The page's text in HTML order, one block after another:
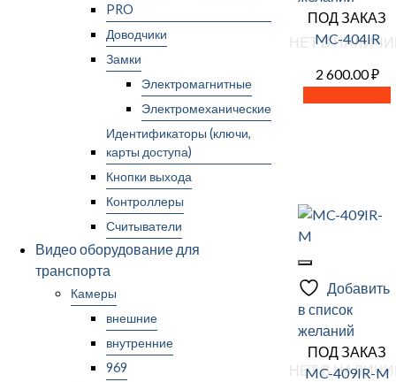
PRO
Доводчики
Замки
Электромагнитные
Электромеханические
Идентификаторы (ключи,
карты доступа)
Кнопки выхода
Контроллеры
Считыватели
Видео оборудование для
транспорта
Камеры
внешние
внутренние
969
НЕТ В
ПОД ЗАКАЗ
MC-404IR
2 600.00₽
Добавить
в список
желаний
НЕТ В
ПОД ЗАКАЗ
MC-409IR-M